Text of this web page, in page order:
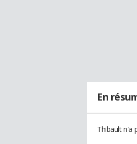
En
Thibault n'a